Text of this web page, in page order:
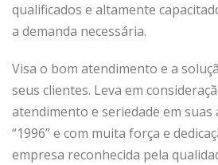
qualificados e altamente
a demanda necessária.
Visa o bom atendimento e a
seus clientes. Leva em
atendimento e seriedade em suas
“1996” e com muita força e
empresa reconhecida pela